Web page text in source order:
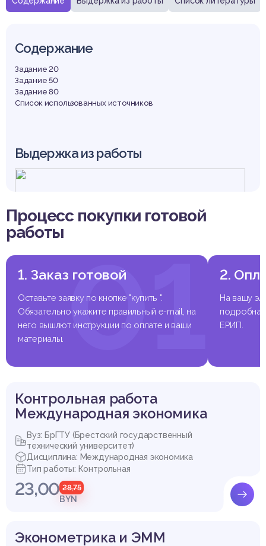
Содержание
Задание 20
Задание 50
Задание 80
Список использованных источников
Выдержка из работы
Процесс покупки готовой
работы
01
1. Заказ готовой
Оставьте заявку по кнопке "купить ".
Обязательно укажите правильный e-mail, на
него вышлют инструкции по оплате и ваши
материалы.
2.
На вашу
подробная
ЕРИП.
Контрольная работа
Международная экономика
Вуз: БрГТУ (Брестский государственный
технический университет)
Дисциплина: Международная экономика
Тип работы: Контрольная
23,00 28,75
BYN
Эконометрика и ЭММ